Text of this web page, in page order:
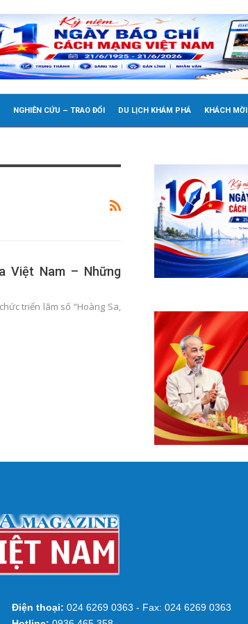
NGHIÊN CỨU – TRAO ĐỔI DU LỊCH KHÁM PHÁ KHÁCH MỜI
Việt Nam – Những
triển lãm số “Hoàng Sa,
Điện thoại: 024 6269 0363 - Fax: 024 6269 0363